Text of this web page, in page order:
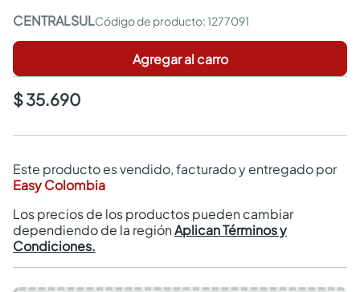
CENTRALSUL :1277091
Agregar al carro
$ 35.690
Este producto es vendido, facturado y entregado por
Easy Colombia
Los precios de los productos pueden cambiar
dependiendo de la regiónAplican Términos y
Condiciones.